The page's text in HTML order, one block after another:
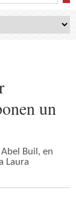
un
Buil, en
Laura